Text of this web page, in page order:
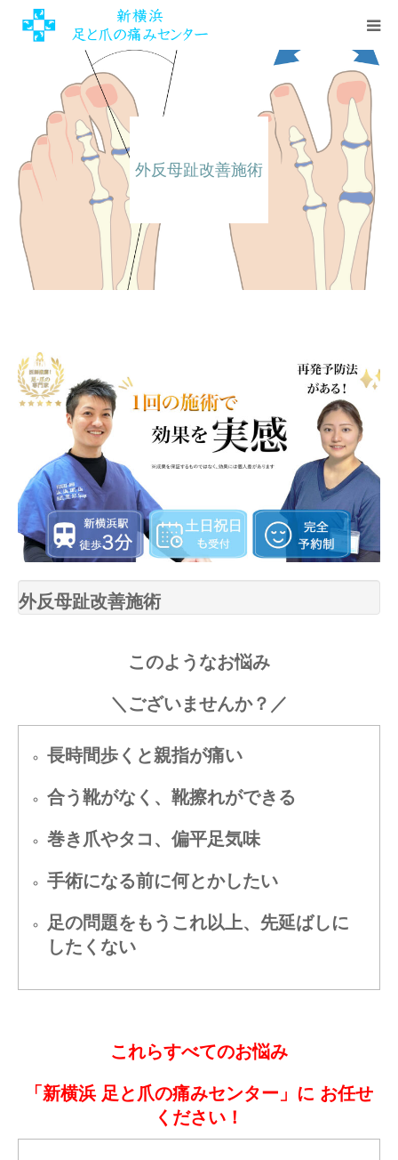
外反母趾改善施術
外反母趾改善施術
このようなお悩み
＼ございませんか？／
長時間歩くと親指が痛い
合う靴がなく、靴擦れができる
巻き爪やタコ、偏平足気味
手術になる前に何とかしたい
足の問題をもうこれ以上、先延ばしに
したくない
これらすべてのお悩み
「新横浜 足と爪の痛みセンター」に お任せ
ください！
HOME
初めての方へ
料金・施術の流れ
施設情報・アクセス
ご予約・お問い合わせ